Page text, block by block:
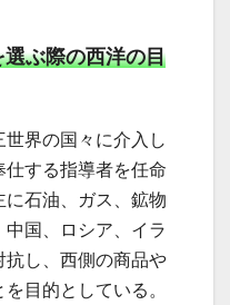
ぶ際の西洋の目
界の国々に介入し
する指導者を任命
石油、ガス、鉱物
国、ロシア、イラ
抗し、西側の商品や
目的としている。